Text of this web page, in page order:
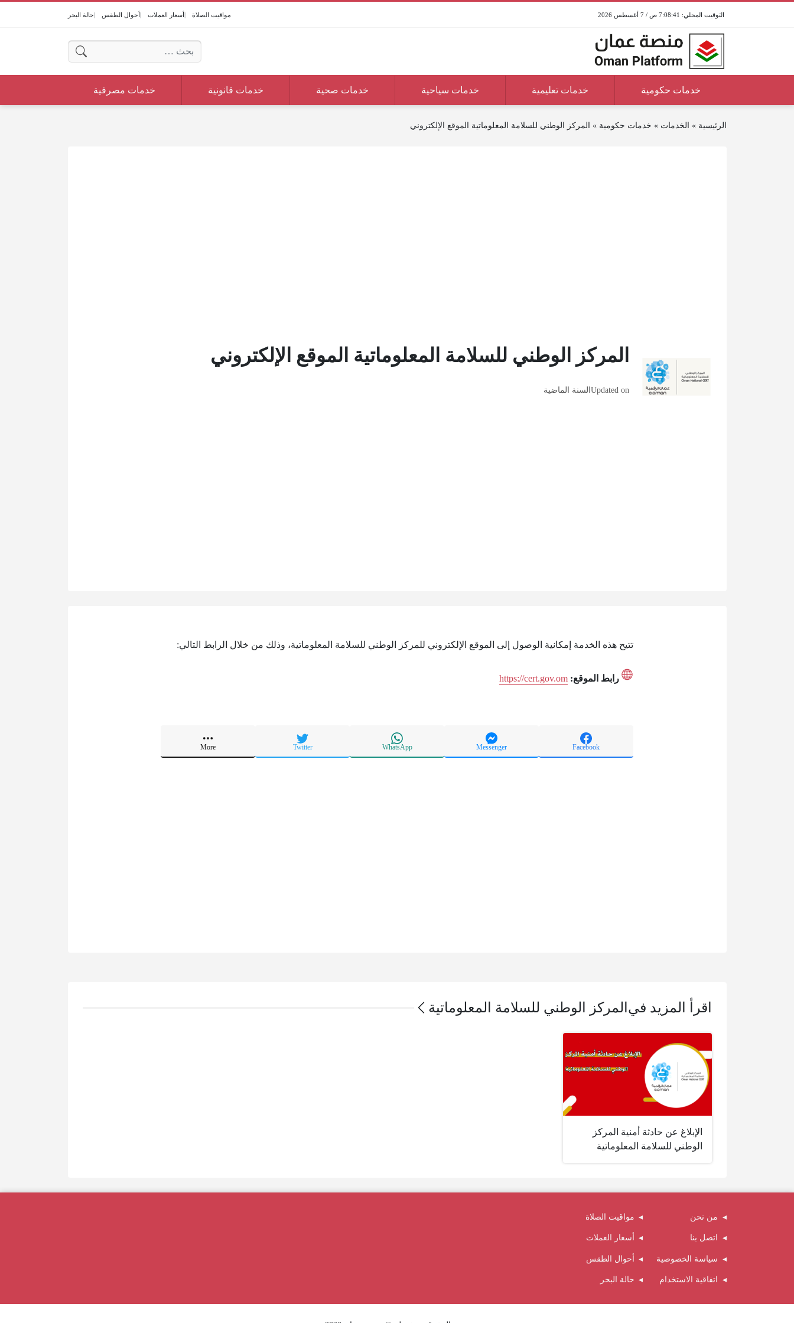
7:08:41 ص / 7 أغسطس 2026 مواقيت الصلاة أسعار العملات أحوال الطقس حالة البحر
البحث عن:
خدمات حكومية خدمات تعليمية خدمات سياحية خدمات صحية خدمات قانونية خدمات مصرفية
الرئيسية » الخدمات » خدمات حكومية » المركز الوطني للسلامة المعلوماتية الموقع الإلكتروني
المركز الوطني للسلامة المعلوماتية الموقع الإلكتروني
Updated onالسنة الماضية
تتيح هذه الخدمة إمكانية الوصول إلى الموقع الإلكتروني للمركز الوطني للسلامة المعلوماتية، وذلك من خلال الرابط التالي:
رابط الموقع: https://cert.gov.om
Facebook
Messenger
WhatsApp
Twitter
More
اقرأ المزيد في المركز الوطني للسلامة المعلوماتية
الإبلاغ عن حادثة أمنية المركز
الوطني للسلامة المعلوماتية
من نحن
اتصل بنا
سياسة الخصوصية
اتفاقية الاستخدام
مواقيت الصلاة
أسعار العملات
أحوال الطقس
حالة البحر